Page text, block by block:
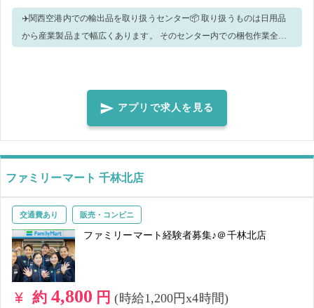
✈️関西空港内での輸出品を取り扱うセンター📦 取り扱うものは日用品
から産業製品まで幅広くあります。 そのセンター内での梱包作業全般
き 📦ドライアイス詰め 📦貨物の仕分け 📦それらに付随する業務 な
ど、をお願いします。 パレットに積まれた荷物の安全確認をするため
に、一度梱包をほどいて、再度積み直し、崩れたりしないように梱包
する作業になります。 扱う荷物によってドライアイスなどを詰める作
業もあります。 また、上記以外にもそれらに付随する細かな業務が発
生する場合があります。 💪🏻男性スタッフの就業率100％ ✅体を動かす
る方 こんな方たちにオススメのお仕事です✈️ ※本求人は、20kg以上の
資材を継続的に運搬する作業を含むため労働基準法、女性労働基準規
則及び厚生労働省告示に基づき、男性のみの募集とさせていただきま
す。
アプリで求人を見る
ファミリーマート 千林北店
交通費あり 販売・コンビニ
ファミリーマート経験者募集♪＠千林北店
約 4,800 円(時給1,200円x4時間)